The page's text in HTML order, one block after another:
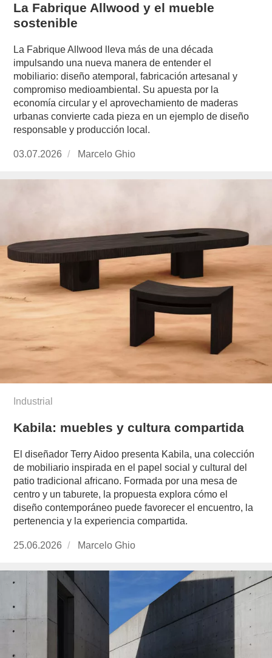
La Fabrique Allwood y el mueble
sostenible
La Fabrique Allwood lleva más de una década
impulsando una nueva manera de entender el
mobiliario: diseño atemporal, fabricación artesanal y
compromiso medioambiental. Su apuesta por la
economía circular y el aprovechamiento de maderas
urbanas convierte cada pieza en un ejemplo de diseño
responsable y producción local.
Publicado
03.07.2026
https://www.experimenta.es/author/marcelo-
Marcelo Ghio
Industrial
Kabila: muebles y cultura compartida
El diseñador Terry Aidoo presenta Kabila, una colección
de mobiliario inspirada en el papel social y cultural del
patio tradicional africano. Formada por una mesa de
centro y un taburete, la propuesta explora cómo el
diseño contemporáneo puede favorecer el encuentro, la
pertenencia y la experiencia compartida.
Publicado
25.06.2026
https://www.experimenta.es/author/marcelo-
Marcelo Ghio